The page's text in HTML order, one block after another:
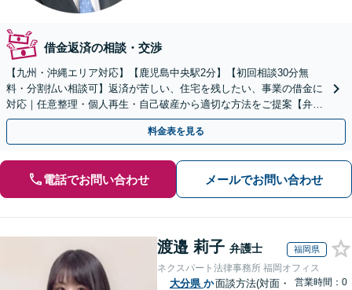
借金返済の相談・交渉
【九州・沖縄エリア対応】【鹿児島中央駅2分】【初回相談30分無
料・分割払い相談可】返済が苦しい、住宅を残したい、事業の借金に
対応｜任意整理・個人再生・自己破産から適切な方法をご提案【弁護
士歴10年以上】
料金表を見る
電話でお問い合わせ メールでお問い合わせ
渡邉 莉子 弁護士 福岡県
ネクスパート法律事務所 福岡オフィス
大分県 か面談方法(対面・
営業時間：0